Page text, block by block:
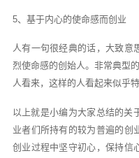
5、基于内心的使命感而创业
人有一句很经典的话，大致意
烈使命感的创始人。非常典型
人看来，这样的人看起来似乎特
以上就是小编为大家总结的关
业者们所持有的较为普遍的创
创业过程中坚守初心，保持信